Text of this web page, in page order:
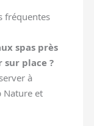
fréquentes
spas près
sur place ?
à
Nature et